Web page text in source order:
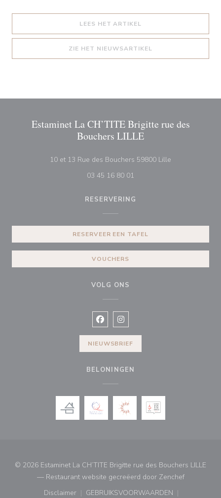
LEES HET ARTIKEL
ZIE HET NIEUWSARTIKEL
Estaminet La CH’TITE Brigitte rue des
Bouchers LILLE
10 et 13 Rue des Bouchers 59800 Lille
03 45 16 80 01
RESERVERING
RESERVEER EEN TAFEL
VOUCHERS
VOLG ONS
Facebook ((opent in een nieuw
Instagram ((opent in een
NIEUWSBRIEF
BELONINGEN
© 2026 Estaminet La CH’TITE Brigitte rue des Bouchers LILLE
— Restaurant website gecreëerd door Zenchef((opent in
Disclaimer
GEBRUIKSVOORWAARDEN